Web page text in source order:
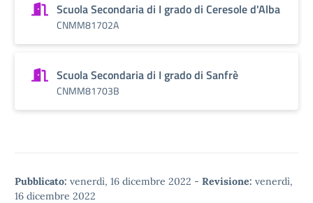
Scuola Secondaria di I grado di Ceresole d'Alba
CNMM81702A
Scuola Secondaria di I grado di Sanfrè
CNMM81703B
Pubblicato: venerdì, 16 dicembre 2022 - Revisione: venerdì,
16 dicembre 2022